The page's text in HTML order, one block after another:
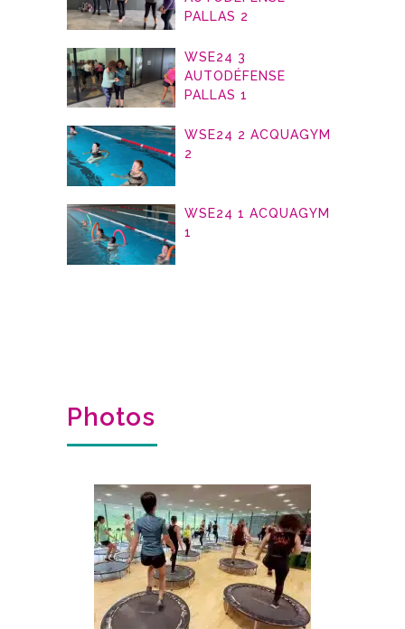
PALLAS 2
WSE24 3
AUTODÉFENSE
PALLAS 1
WSE24 2 ACQUAGYM
2
WSE24 1 ACQUAGYM
1
Photos